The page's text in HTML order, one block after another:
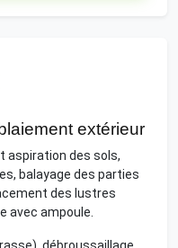
extérieur
aspiration des sols,
balayage des parties
des lustres
avec ampoule.